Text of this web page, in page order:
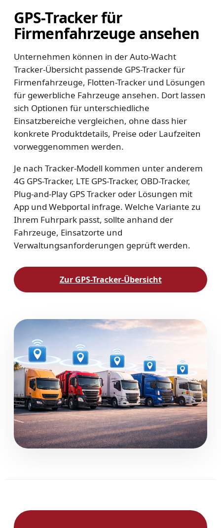
GPS-Tracker für
Firmenfahrzeuge ansehen
Unternehmen können in der Auto-Wacht
Tracker-Übersicht passende GPS-Tracker für
Firmenfahrzeuge, Flotten-Tracker und Lösungen
für gewerbliche Fahrzeuge ansehen. Dort lassen
sich Optionen für unterschiedliche
Einsatzbereiche vergleichen, ohne dass hier
konkrete Produktdetails, Preise oder Laufzeiten
vorweggenommen werden.
Je nach Tracker-Modell kommen unter anderem
4G GPS-Tracker, LTE GPS-Tracker, OBD-Tracker,
Plug-and-Play GPS Tracker oder Lösungen mit
App und Webportal infrage. Welche Variante zu
Ihrem Fuhrpark passt, sollte anhand der
Fahrzeuge, Einsatzorte und
Verwaltungsanforderungen geprüft werden.
Zur GPS-Tracker-Übersicht